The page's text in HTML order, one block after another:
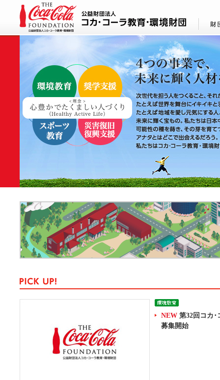
NEW 第32回コカ･
募集開始